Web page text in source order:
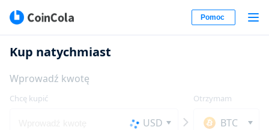
Pomoc
Kup natychmiast
Wprowadź kwotę
Chcę kupić
USD
Otrzymam
BTC